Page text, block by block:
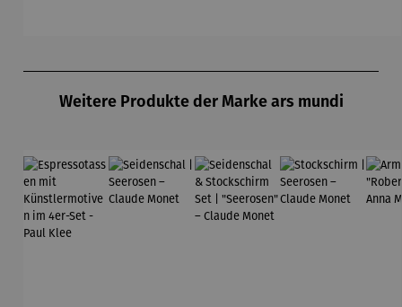
Weitere Produkte der Marke ars mundi